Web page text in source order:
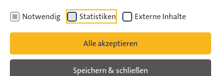
Notwendig Statistiken Externe Inhalte
Alle akzeptieren
Speichern & schließen
Veranstaltungsarchiv